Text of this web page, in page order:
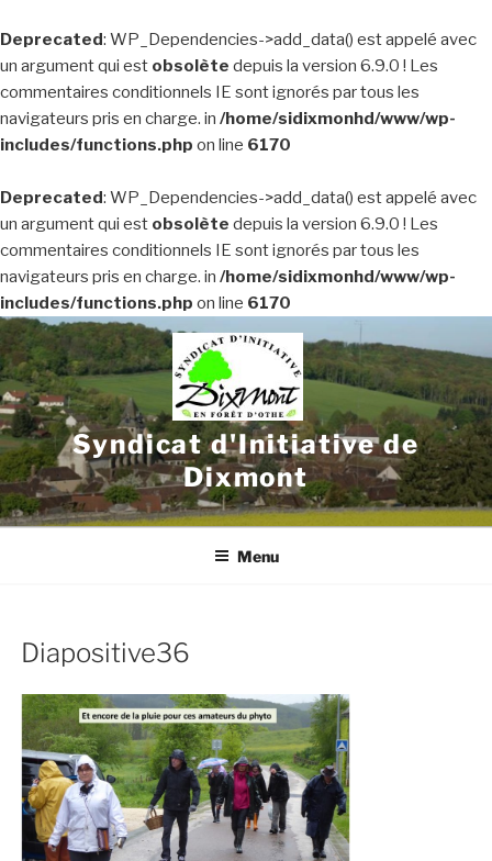
Deprecated: WP_Dependencies->add_data() est appelé avec
un argument qui est obsolète depuis la version 6.9.0 ! Les
commentaires conditionnels IE sont ignorés par tous les
navigateurs pris en charge. in /home/sidixmonhd/www/wp-
includes/functions.php on line 6170
Deprecated: WP_Dependencies->add_data() est appelé avec
un argument qui est obsolète depuis la version 6.9.0 ! Les
commentaires conditionnels IE sont ignorés par tous les
navigateurs pris en charge. in /home/sidixmonhd/www/wp-
includes/functions.php on line 6170
Aller
au
contenu
principal
Syndicat d'Initiative de
Dixmont
Menu
Diapositive36